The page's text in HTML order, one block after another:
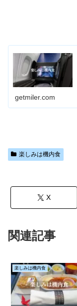
getmiler.com
楽しみは機内食
X
関連記事
楽しみは機内食